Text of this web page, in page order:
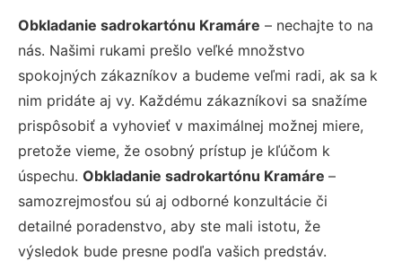
Obkladanie sadrokartónu Kramáre – nechajte to na
nás. Našimi rukami prešlo veľké množstvo
spokojných zákazníkov a budeme veľmi radi, ak sa k
nim pridáte aj vy. Každému zákazníkovi sa snažíme
prispôsobiť a vyhovieť v maximálnej možnej miere,
pretože vieme, že osobný prístup je kľúčom k
úspechu. Obkladanie sadrokartónu Kramáre –
samozrejmosťou sú aj odborné konzultácie či
detailné poradenstvo, aby ste mali istotu, že
výsledok bude presne podľa vašich predstáv.